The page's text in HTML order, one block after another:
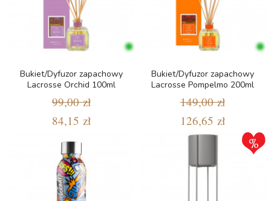
Bukiet/Dyfuzor zapachowy
Lacrosse Orchid 100ml
99,00 zł
84,15 zł
Bukiet/Dyfuzor zapachowy
Lacrosse Pompelmo 200ml
149,00 zł
126,65 zł